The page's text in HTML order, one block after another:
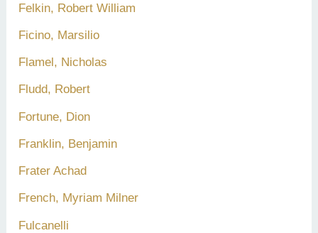
Felkin, Robert William
Ficino, Marsilio
Flamel, Nicholas
Fludd, Robert
Fortune, Dion
Franklin, Benjamin
Frater Achad
French, Myriam Milner
Fulcanelli